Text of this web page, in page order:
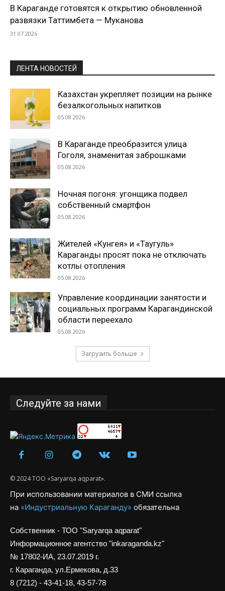
В Караганде готовятся к открытию обновленной
развязки Таттимбета — Муканова
31.07.2026
ЛЕНТА НОВОСТЕЙ
Казахстан укрепляет позиции на рынке
безалкогольных напитков
05.08.2026
В Караганде преобразится улица
Гоголя, знаменитая заброшками
05.08.2026
Ночная погоня: угонщика подвел
собственный смартфон
05.08.2026
Жителей «Кунгея» и «Таугуль»
Караганды просят пока не отключать
котлы отопления
05.08.2026
Управление координации занятости и
социальных программ Карагандинской
области переехало
05.08.2026
Загрузить больше
Следуйте за нами
© 2024 ТОО «Saryarqa aqparat».
При использовании материалов в СМИ ссылка
на «Индустриальную Караганду» обязательна
Собственник - ТОО "Saryarqa aqparat"
Информационное агентство "inkaraganda.kz"
№ 17802-ИА, 23.07.2019 г.
г. Караганда, ул.Ермекова, д.33
8 (7212) - 43-41-18, 43-57-78